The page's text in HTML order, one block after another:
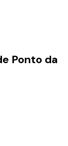
Ponto da